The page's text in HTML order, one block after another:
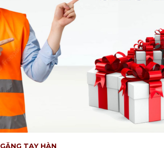
GĂNG TAY HÀN